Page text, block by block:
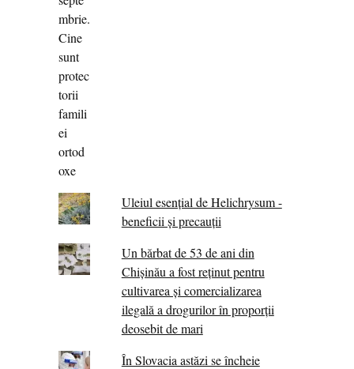
Uleiul esențial de Helichrysum -
beneficii și precauții
Un bărbat de 53 de ani din
Chișinău a fost reținut pentru
cultivarea și comercializarea
ilegală a drogurilor în proporții
deosebit de mari
În Slovacia astăzi se încheie